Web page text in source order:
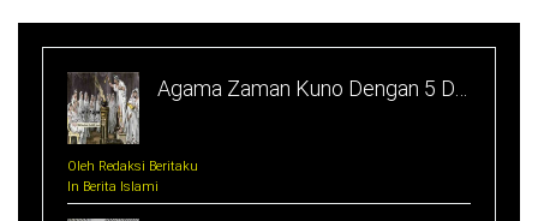
Agama Zaman Kuno Dengan 5 D…
Oleh Redaksi Beritaku
In Berita Islami